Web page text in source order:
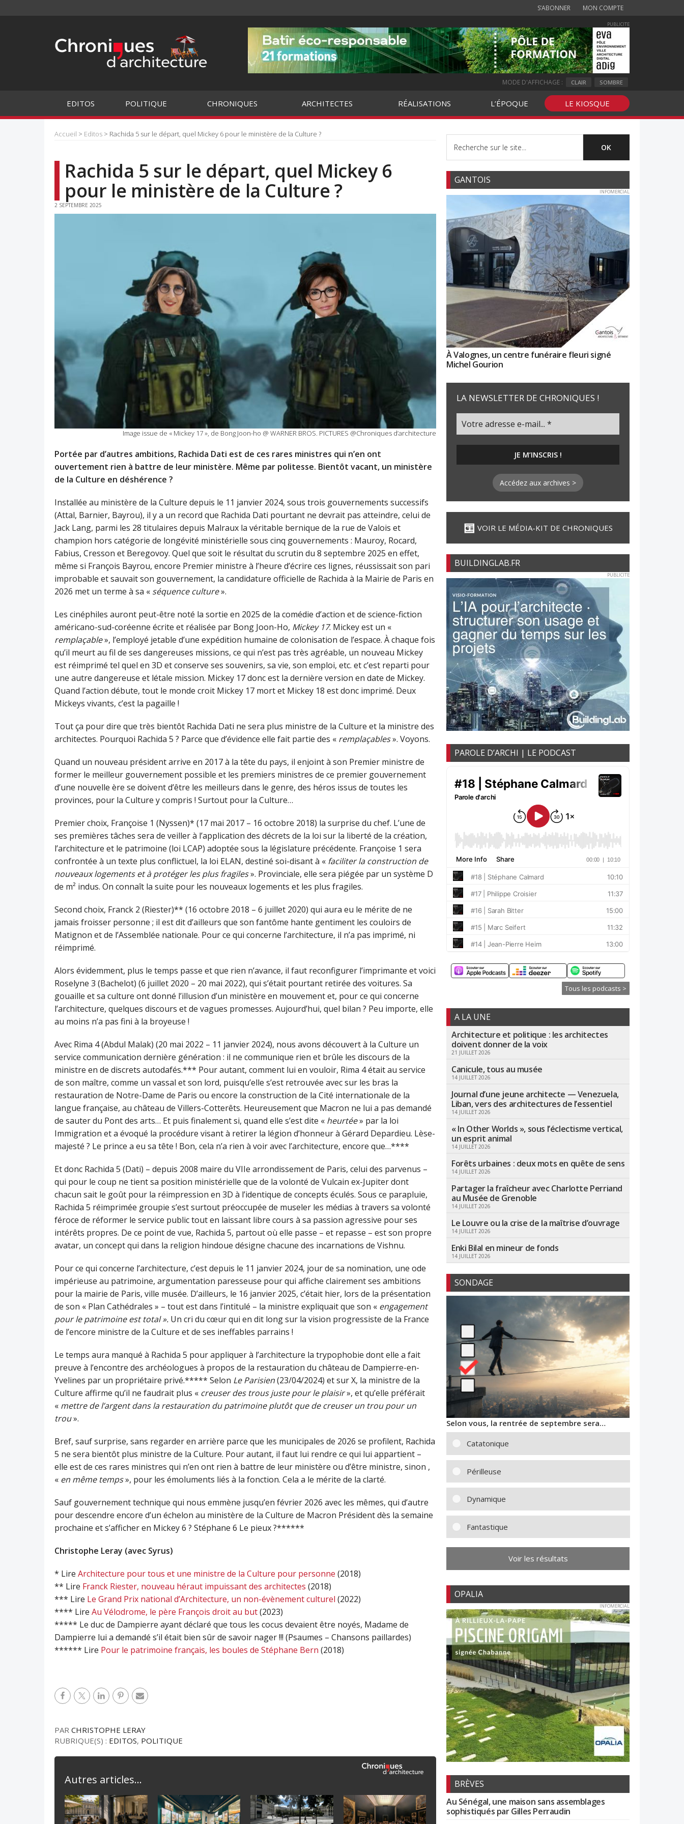
S’ABONNER MON COMPTE
PUBLICITE
MODE D'AFFICHAGE : CLAIR SOMBRE
EDITOS POLITIQUE CHRONIQUES ARCHITECTES RÉALISATIONS L’ÉPOQUE LE KIOSQUE
Accueil > Editos > Rachida 5 sur le départ, quel Mickey 6 pour le ministère de la Culture ?
Rachida 5 sur le départ, quel Mickey 6
pour le ministère de la Culture ?
2 SEPTEMBRE 2025
Image issue de « Mickey 17 », de Bong Joon-ho @ WARNER BROS. PICTURES @Chroniques d’architecture
Portée par d’autres ambitions, Rachida Dati est de ces rares ministres qui n’en ont
ouvertement rien à battre de leur ministère. Même par politesse. Bientôt vacant, un ministère
de la Culture en déshérence ?
Installée au ministère de la Culture depuis le 11 janvier 2024, sous trois gouvernements successifs
(Attal, Barnier, Bayrou), il y a un record que Rachida Dati pourtant ne devrait pas atteindre, celui de
Jack Lang, parmi les 28 titulaires depuis Malraux la véritable bernique de la rue de Valois et
champion hors catégorie de longévité ministérielle sous cinq gouvernements : Mauroy, Rocard,
Fabius, Cresson et Beregovoy. Quel que soit le résultat du scrutin du 8 septembre 2025 en effet,
même si François Bayrou, encore Premier ministre à l’heure d’écrire ces lignes, réussissait son pari
improbable et sauvait son gouvernement, la candidature officielle de Rachida à la Mairie de Paris en
2026 met un terme à sa « séquence culture».
Les cinéphiles auront peut-être noté la sortie en 2025 de la comédie d’action et de science-fiction
américano-sud-coréenne écrite et réalisée par Bong Joon-Ho, Mickey 17. Mickey est un «
remplaçable», l’employé jetable d’une expédition humaine de colonisation de l’espace. À chaque fois
qu’il meurt au fil de ses dangereuses missions, ce qui n’est pas très agréable, un nouveau Mickey
est réimprimé tel quel en 3D et conserve ses souvenirs, sa vie, son emploi, etc. et c’est reparti pour
une autre dangereuse et létale mission. Mickey 17 donc est la dernière version en date de Mickey.
Quand l’action débute, tout le monde croit Mickey 17 mort et Mickey 18 est donc imprimé. Deux
Mickeys vivants, c’est la pagaille !
Tout ça pour dire que très bientôt Rachida Dati ne sera plus ministre de la Culture et la ministre des
architectes. Pourquoi Rachida 5 ? Parce que d’évidence elle fait partie des « remplaçables». Voyons.
Quand un nouveau président arrive en 2017 à la tête du pays, il enjoint à son Premier ministre de
former le meilleur gouvernement possible et les premiers ministres de ce premier gouvernement
d’une nouvelle ère se doivent d’être les meilleurs dans le genre, des héros issus de toutes les
provinces, pour la Culture y compris ! Surtout pour la Culture…
Premier choix, Françoise 1 (Nyssen)* (17 mai 2017 – 16 octobre 2018) la surprise du chef. L’une de
ses premières tâches sera de veiller à l’application des décrets de la loi sur la liberté de la création,
l’architecture et le patrimoine (loi LCAP) adoptée sous la législature précédente. Françoise 1 sera
confrontée à un texte plus conflictuel, la loi ELAN, destiné soi-disant à « faciliter la construction de
nouveaux logements et à protéger les plus fragiles». Provinciale, elle sera piégée par un système D
de m² indus. On connaît la suite pour les nouveaux logements et les plus fragiles.
Second choix, Franck 2 (Riester)** (16 octobre 2018 – 6 juillet 2020) qui aura eu le mérite de ne
jamais froisser personne ; il est dit d’ailleurs que son fantôme hante gentiment les couloirs de
Matignon et de l’Assemblée nationale. Pour ce qui concerne l’architecture, il n’a pas imprimé, ni
réimprimé.
Alors évidemment, plus le temps passe et que rien n’avance, il faut reconfigurer l’imprimante et voici
Roselyne 3 (Bachelot) (6 juillet 2020 – 20 mai 2022), qui s’était pourtant retirée des voitures. Sa
gouaille et sa culture ont donné l’illusion d’un ministère en mouvement et, pour ce qui concerne
l’architecture, quelques discours et de vagues promesses. Aujourd’hui, quel bilan ? Peu importe, elle
au moins n’a pas fini à la broyeuse !
Avec Rima 4 (Abdul Malak) (20 mai 2022 – 11 janvier 2024), nous avons découvert à la Culture un
service communication dernière génération : il ne communique rien et brûle les discours de la
ministre en de discrets autodafés.*** Pour autant, comment lui en vouloir, Rima 4 était au service
de son maître, comme un vassal et son lord, puisqu’elle s’est retrouvée avec sur les bras la
restauration de Notre-Dame de Paris ou encore la construction de la Cité internationale de la
langue française, au château de Villers-Cotterêts. Heureusement que Macron ne lui a pas demandé
de sauter du Pont des arts… Et puis finalement si, quand elle s’est dite « heurtée» par la loi
Immigration et a évoqué la procédure visant à retirer la légion d’honneur à Gérard Depardieu. Lèse-
majesté ? Le prince a eu sa tête ! Bon, cela n’a rien à voir avec l’architecture, encore que…****
Et donc Rachida 5 (Dati) – depuis 2008 maire du VIIe arrondissement de Paris, celui des parvenus –
qui pour le coup ne tient sa position ministérielle que de la volonté de Vulcain ex-Jupiter dont
chacun sait le goût pour la réimpression en 3D à l’identique de concepts éculés. Sous ce parapluie,
Rachida 5 réimprimée groupie s’est surtout préoccupée de museler les médias à travers sa volonté
féroce de réformer le service public tout en laissant libre cours à sa passion agressive pour ses
intérêts propres. De ce point de vue, Rachida 5, partout où elle passe – et repasse – est son propre
avatar, un concept qui dans la religion hindoue désigne chacune des incarnations de Vishnu.
Pour ce qui concerne l’architecture, c’est depuis le 11 janvier 2024, jour de sa nomination, une ode
impérieuse au patrimoine, argumentation paresseuse pour qui affiche clairement ses ambitions
pour la mairie de Paris, ville musée. D’ailleurs, le 16 janvier 2025, c’était hier, lors de la présentation
de son « Plan Cathédrales » – tout est dans l’intitulé – la ministre expliquait que son « engagement
pour le patrimoine est total ». Un cri du cœur qui en dit long sur la vision progressiste de la France
de l’encore ministre de la Culture et de ses ineffables parrains !
Le temps aura manqué à Rachida 5 pour appliquer à l’architecture la trypophobie dont elle a fait
preuve à l’encontre des archéologues à propos de la restauration du château de Dampierre-en-
Yvelines par un propriétaire privé.***** Selon Le Parisien(23/04/2024) et sur X, la ministre de la
Culture affirme qu’il ne faudrait plus « creuser des trous juste pour le plaisir», et qu’elle préférait
« mettre de l’argent dans la restauration du patrimoine plutôt que de creuser un trou pour un
trou».
Bref, sauf surprise, sans regarder en arrière parce que les municipales de 2026 se profilent, Rachida
5 ne sera bientôt plus ministre de la Culture. Pour autant, il faut lui rendre ce qui lui appartient –
elle est de ces rares ministres qui n’en ont rien à battre de leur ministère ou d’être ministre, sinon ,
« en même temps», pour les émoluments liés à la fonction. Cela a le mérite de la clarté.
Sauf gouvernement technique qui nous emmène jusqu’en février 2026 avec les mêmes, qui d’autre
pour descendre encore d’un échelon au ministère de la Culture de Macron Président dès la semaine
prochaine et s’afficher en Mickey 6 ? Stéphane 6 Le pieux ?******
Christophe Leray (avec Syrus)
* Lire Architecture pour tous et une ministre de la Culture pour personne (2018)
** Lire Franck Riester, nouveau héraut impuissant des architectes (2018)
*** Lire Le Grand Prix national d’Architecture, un non-évènement culturel (2022)
**** Lire Au Vélodrome, le père François droit au but(2023)
***** Le duc de Dampierre ayant déclaré que tous les cocus devaient être noyés, Madame de
Dampierre lui a demandé s’il était bien sûr de savoir nager !!! (Psaumes – Chansons paillardes)
****** Lire Pour le patrimoine français, les boules de Stéphane Bern (2018)
PAR CHRISTOPHE LERAY
RUBRIQUE(S) : EDITOS, POLITIQUE
Autres articles...
GANTOIS
INFOMERCIAL
À Valognes, un centre funéraire fleuri signé
Michel Gourion
LA NEWSLETTER DE CHRONIQUES !
Accédez aux archives >
VOIR LE MÉDIA-KIT DE CHRONIQUES
BUILDINGLAB.FR
PUBLICITE
PAROLE D’ARCHI | LE PODCAST
Tous les podcasts >
A LA UNE
Architecture et politique : les architectes
doivent donner de la voix
21 JUILLET 2026
Canicule, tous au musée
14 JUILLET 2026
Journal d’une jeune architecte — Venezuela,
Liban, vers des architectures de l’essentiel
14 JUILLET 2026
« In Other Worlds », sous l’éclectisme vertical,
un esprit animal
14 JUILLET 2026
Forêts urbaines : deux mots en quête de sens
14 JUILLET 2026
Partager la fraîcheur avec Charlotte Perriand
au Musée de Grenoble
14 JUILLET 2026
Le Louvre ou la crise de la maîtrise d’ouvrage
14 JUILLET 2026
Enki Bilal en mineur de fonds
14 JUILLET 2026
SONDAGE
Selon vous, la rentrée de septembre sera…
Catatonique
Périlleuse
Dynamique
Fantastique
Voir les résultats
OPALIA
INFOMERCIAL
BRÈVES
Au Sénégal, une maison sans assemblages
sophistiqués par Gilles Perraudin